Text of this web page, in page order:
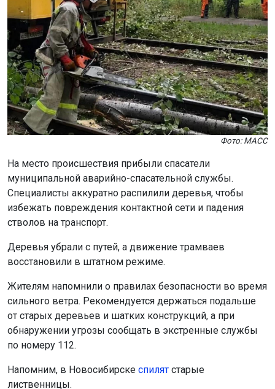
Фото: МАСС
На место происшествия прибыли спасатели
муниципальной аварийно-спасательной службы.
Специалисты аккуратно распилили деревья, чтобы
избежать повреждения контактной сети и падения
стволов на транспорт.
Деревья убрали с путей, а движение трамваев
восстановили в штатном режиме.
Жителям напомнили о правилах безопасности во время
сильного ветра. Рекомендуется держаться подальше
от старых деревьев и шатких конструкций, а при
обнаружении угрозы сообщать в экстренные службы
по номеру 112.
Напомним, в Новосибирске спилят старые
лиственницы.